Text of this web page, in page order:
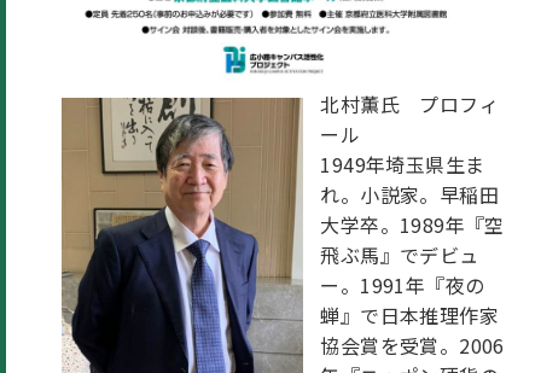
北村薫氏　プロフィ
ール
1949年埼玉県生ま
れ。小説家。早稲田
大学卒。1989年『空
飛ぶ馬』でデビュ
ー。1991年『夜の
蝉』で日本推理作家
協会賞を受賞。2006